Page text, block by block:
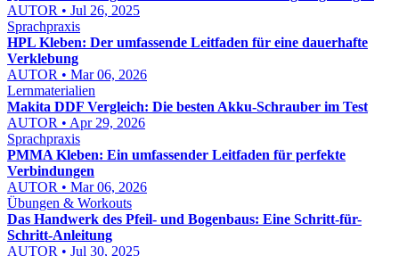
AUTOR • Jul 26, 2025
Sprachpraxis
HPL Kleben: Der umfassende Leitfaden für eine dauerhafte
Verklebung
AUTOR • Mar 06, 2026
Lernmaterialien
Makita DDF Vergleich: Die besten Akku-Schrauber im Test
AUTOR • Apr 29, 2026
Sprachpraxis
PMMA Kleben: Ein umfassender Leitfaden für perfekte
Verbindungen
AUTOR • Mar 06, 2026
Übungen & Workouts
Das Handwerk des Pfeil- und Bogenbaus: Eine Schritt-für-
Schritt-Anleitung
AUTOR • Jul 30, 2025